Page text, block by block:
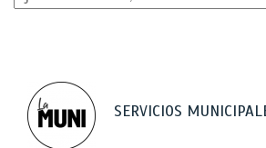
SERVICIOS